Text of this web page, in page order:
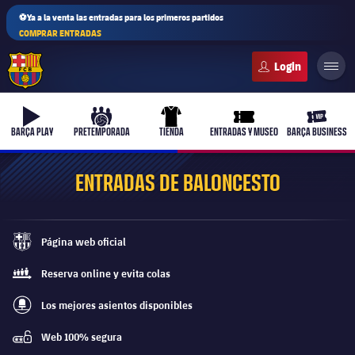
⚽Ya a la venta las entradas para los primeros partidos
COMPRAR ENTRADAS
b-play
BARÇA PLAY
culers-ball
PRETEMPORADA
uniform
TIENDA
ticket-full
ENTRADAS Y MUSEO
ticket-
BARÇA BUSINESS
PLUSICON
MÁS
Primer equipo
Actualidad
Barça Atlètic
plusicon
más
ENTRADAS DE BALONCESTO
barca-monochrome
Página web oficial
queue
Reserva online y evita colas
best-seats-regular
Los mejores asientos disponibles
password
Web 100% segura